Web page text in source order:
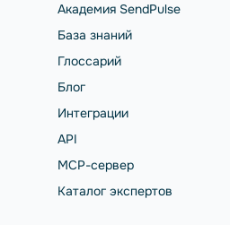
Академия SendPulse
База знаний
Глоссарий
Блог
Интеграции
API
MCP-сервер
Каталог экспертов